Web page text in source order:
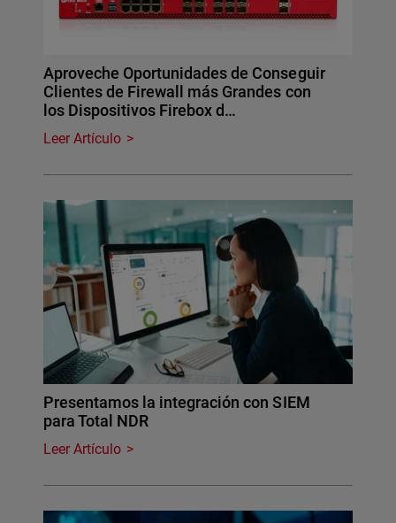
Aproveche Oportunidades de Conseguir
Clientes de Firewall más Grandes con
los Dispositivos Firebox d…
Leer Artículo
Presentamos la integración con SIEM
para Total NDR
Leer Artículo